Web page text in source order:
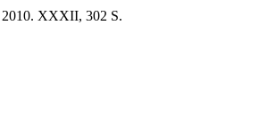
XXXII, 302 S.